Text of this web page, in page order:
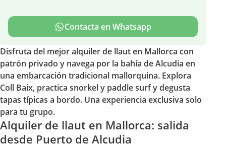
Contacta en Whatsapp
Disfruta del mejor alquiler de llaut en Mallorca con
patrón privado y navega por la bahía de Alcudia en
una embarcación tradicional mallorquina. Explora
Coll Baix, practica snorkel y paddle surf y degusta
tapas típicas a bordo. Una experiencia exclusiva solo
para tu grupo.
Alquiler de llaut en Mallorca: salida
desde Puerto de Alcudia